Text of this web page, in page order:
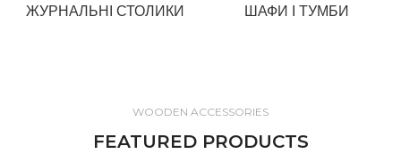
ЖУРНАЛЬНІ СТОЛИКИ ШАФИ І ТУМБИ
WOODEN ACCESSORIES
FEATURED PRODUCTS